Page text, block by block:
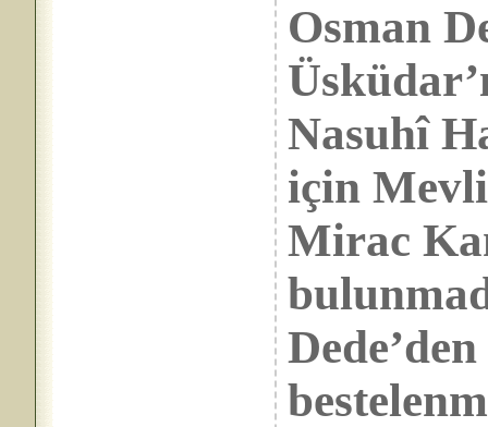
Osman
Nasuhî
için
Mirac